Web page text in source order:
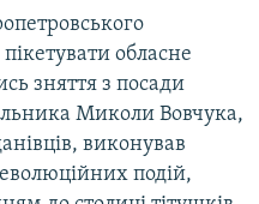
обласне
зняття з посади
Миколи Вовчука,
виконував
подій,